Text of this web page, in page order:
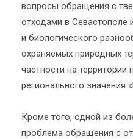
вопросы обращения с
отходами в Севастополе
и биологического
охраняемых природных
частности на территории
регионального значения
Кроме того, одной из
проблема обращения с